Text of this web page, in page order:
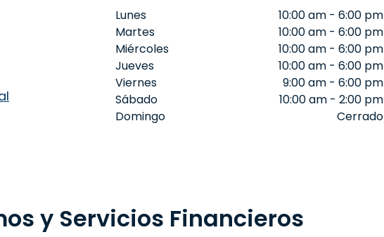
Lunes
10:00 am - 6:00 pm
Martes
10:00 am - 6:00 pm
Miércoles
10:00 am - 6:00 pm
Jueves
10:00 am - 6:00 pm
Viernes
9:00 am - 6:00 pm
Sábado
10:00 am - 2:00 pm
Domingo
Cerrado
y Servicios Financieros